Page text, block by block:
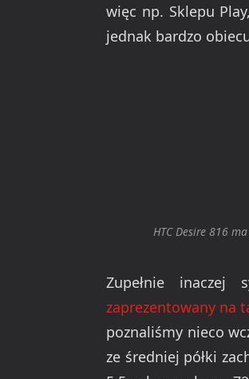
więc np. Sklepu
jednak bardzo
HTC Desire 816
Zupełnie
zaprezentowany na
poznaliśmy nieco
ze średniej półki